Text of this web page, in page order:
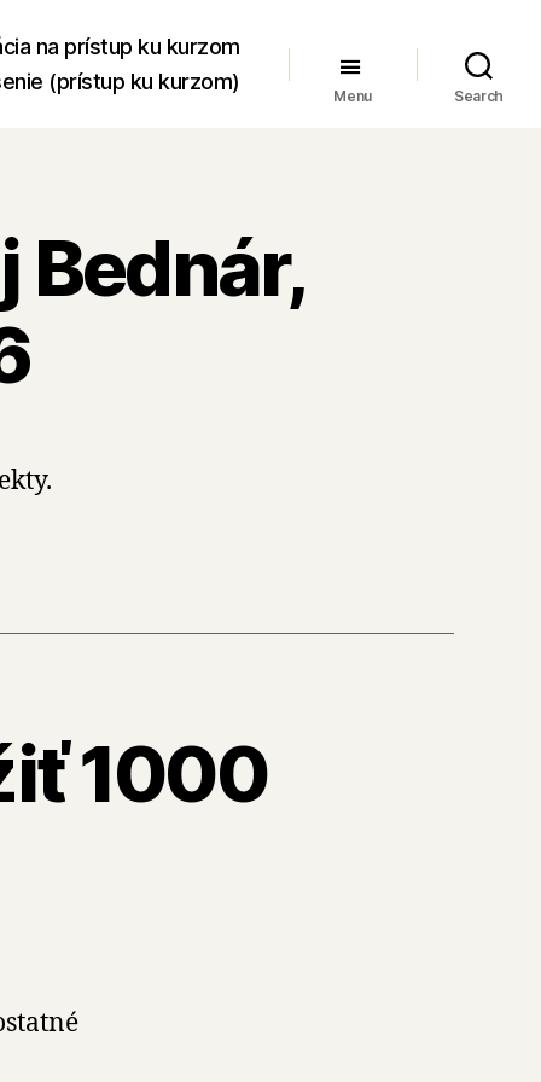
na prístup ku kurzom
(prístup ku kurzom)
Menu Search
Bednár,
1000